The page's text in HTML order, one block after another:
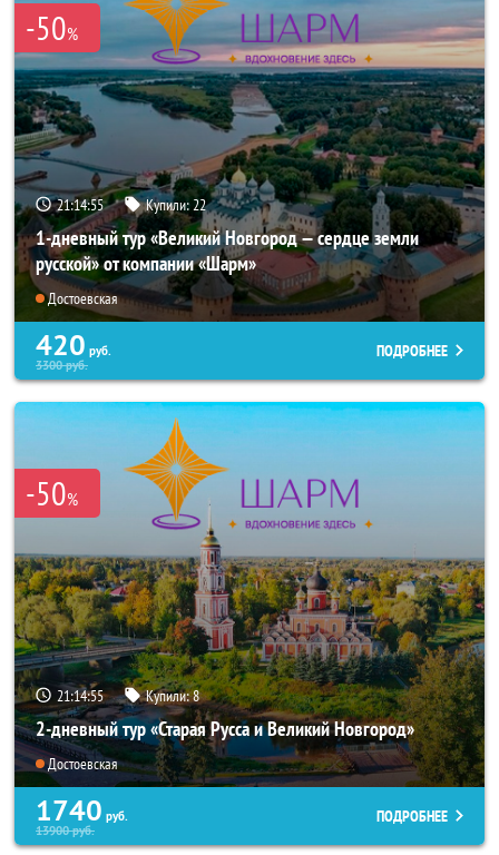
-50%
21:14:55 Купили: 22
1-дневный тур «Великий Новгород — сердце земли
русской» от компании «Шарм»
Достоевская
420 руб.
3300руб.
ПОДРОБНЕЕ
-50%
21:14:55 Купили:8
2-дневный тур «Старая Русса и Великий Новгород»
Достоевская
1740 руб.
13900руб.
ПОДРОБНЕЕ